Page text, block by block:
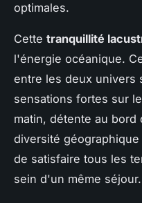
optimales.
Cette tranquillité
l'énergie océanique.
entre les deux univers
sensations fortes sur
matin, détente au
diversité
de satisfaire tous les
sein d'un même séjour.